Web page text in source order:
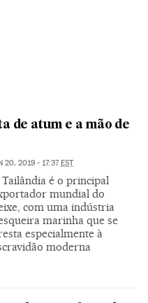
de atum e a mão de
20, 2019 - 17:37EST
é o principal
mundial do
com uma indústria
marinha que se
especialmente à
moderna